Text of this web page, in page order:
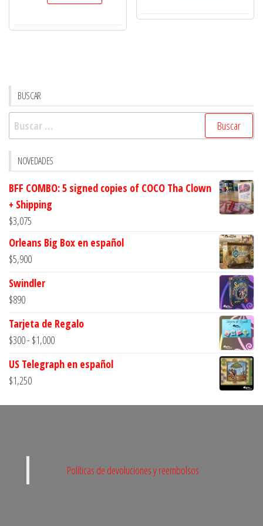
Vampiro
BUSCAR
Buscar:
NOVEDADES
BFF COMBO: 5 signed copies of COCO Tha Clown
+ Shipping
$3,075
Orleans Big Box en español
$5,900
Swindler
$890
Tarjeta de Regalo
$300- $1,000Rango
precios:
$300
US Telegraph en español
$1,250
Políticas de devoluciones y reembolsos